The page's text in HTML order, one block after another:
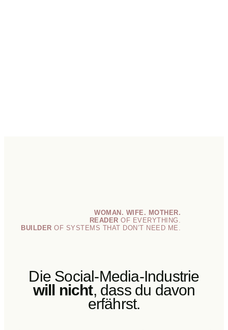
WOMAN. WIFE. MOTHER.
READER OF EVERYTHING.
BUILDER OF SYSTEMS THAT DON’T NEED ME.
Die Social-Media-Industrie
will nicht, dass du davon
erfährst.